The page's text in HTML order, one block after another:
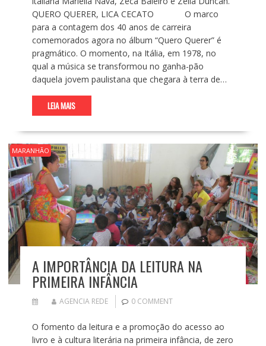
QUERO QUERER, LICA CECATO O marco
para a contagem dos 40 anos de carreira
comemorados agora no álbum “Quero Querer” é
pragmático. O momento, na Itália, em 1978, no
qual a música se transformou no ganha-pão
daquela jovem paulistana que chegara à terra de…
LEIA MAIS
MARANHÃO
A IMPORTÂNCIA DA LEITURA NA
PRIMEIRA INFÂNCIA
AGENCIA REDE 0 COMMENT
O fomento da leitura e a promoção do acesso ao
livro e à cultura literária na primeira infância, de zero